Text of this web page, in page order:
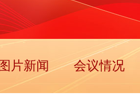
图片新闻 会议情况